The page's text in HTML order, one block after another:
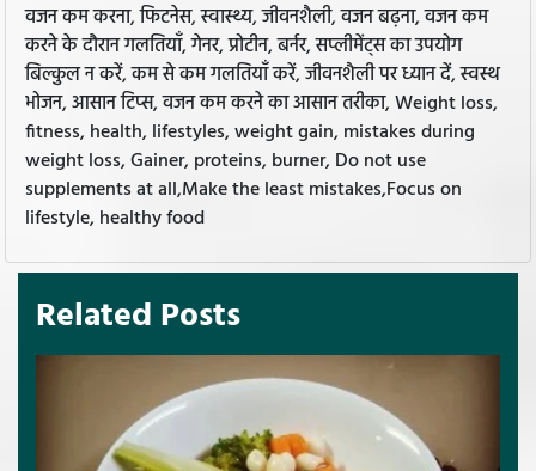
वजन कम करना, फिटनेस, स्वास्थ्य, जीवनशैली, वजन बढ़ना, वजन कम
करने के दौरान गलतियाँ, गेनर, प्रोटीन, बर्नर, सप्लीमेंट्स का उपयोग
बिल्कुल न करें, कम से कम गलतियाँ करें, जीवनशैली पर ध्यान दें, स्वस्थ
भोजन, आसान टिप्स, वजन कम करने का आसान तरीका, Weight loss,
fitness, health, lifestyles, weight gain, mistakes during
weight loss, Gainer, proteins, burner, Do not use
supplements at all,Make the least mistakes,Focus on
lifestyle, healthy food
Related Posts